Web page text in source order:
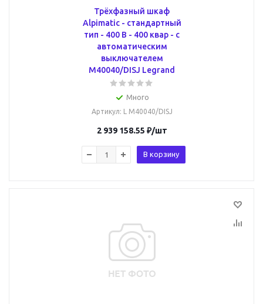
Трёхфазный шкаф
Alpimatic - стандартный
тип - 400 В - 400 квар - c
автоматическим
выключателем
M40040/DISJ Legrand
Много
Артикул: L M40040/DISJ
2 939 158.55 ₽/шт
В корзину